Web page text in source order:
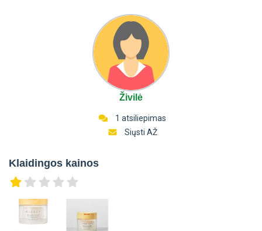
Živilė
1 atsiliepimas
Siųsti AŽ
Klaidingos kainos